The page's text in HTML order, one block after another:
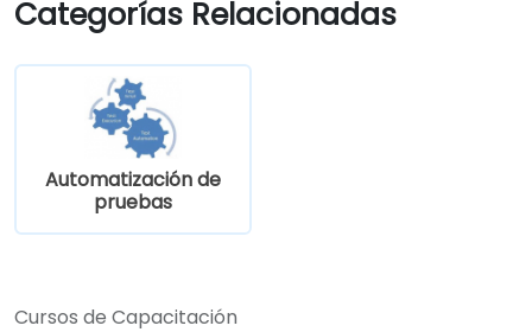
Categorías Relacionadas
Automatización de
pruebas
Cursos de Capacitación